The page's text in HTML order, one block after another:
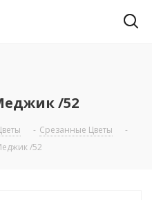
/52
- Срезанные Цветы
-
/52